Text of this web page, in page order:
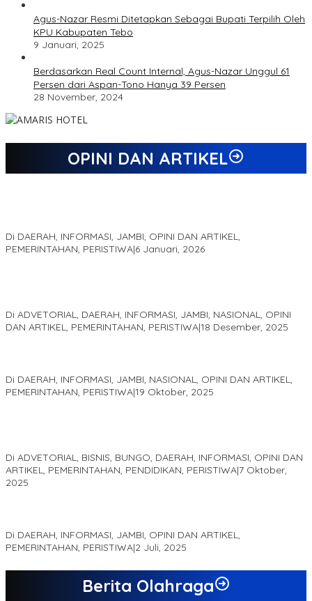
Agus-Nazar Resmi Ditetapkan Sebagai Bupati Terpilih Oleh
KPU Kabupaten Tebo
9 Januari, 2025
Berdasarkan Real Count Internal, Agus-Nazar Unggul 61
Persen dari Aspan-Tono Hanya 39 Persen
28 November, 2024
OPINI DAN ARTIKEL
Di DAERAH, INFORMASI, JAMBI, OPINI DAN ARTIKEL,
PEMERINTAHAN, PERISTIWA|6 Januari, 2026
Di ADVETORIAL, DAERAH, INFORMASI, JAMBI, NASIONAL, OPINI
DAN ARTIKEL, PEMERINTAHAN, PERISTIWA|18 Desember, 2025
Di DAERAH, INFORMASI, JAMBI, NASIONAL, OPINI DAN ARTIKEL,
PEMERINTAHAN, PERISTIWA|19 Oktober, 2025
Di ADVETORIAL, BISNIS, BUNGO, DAERAH, INFORMASI, OPINI DAN
ARTIKEL, PEMERINTAHAN, PENDIDIKAN, PERISTIWA|7 Oktober,
2025
Di DAERAH, INFORMASI, JAMBI, OPINI DAN ARTIKEL,
PEMERINTAHAN, PERISTIWA|2 Juli, 2025
Berita Olahraga